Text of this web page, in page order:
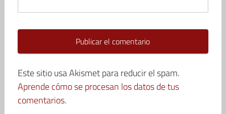
Este sitio usa Akismet para reducir el spam.
Aprende cómo se procesan los datos de tus
comentarios.